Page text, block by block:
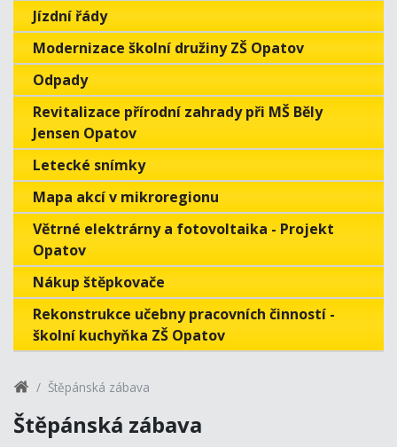
Jízdní řády
Modernizace školní družiny ZŠ Opatov
Odpady
Revitalizace přírodní zahrady při MŠ Běly
Jensen Opatov
Letecké snímky
Mapa akcí v mikroregionu
Větrné elektrárny a fotovoltaika - Projekt
Opatov
Nákup štěpkovače
Rekonstrukce učebny pracovních činností -
školní kuchyňka ZŠ Opatov
Štěpánská zábava
Štěpánská zábava